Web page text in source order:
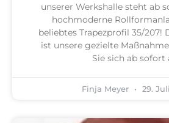
unserer Werkshalle steht ab
hochmoderne
beliebtes Trapezprofil 35/207!
ist unsere gezielte
Sie sich ab sofort
Finja Meyer 29.